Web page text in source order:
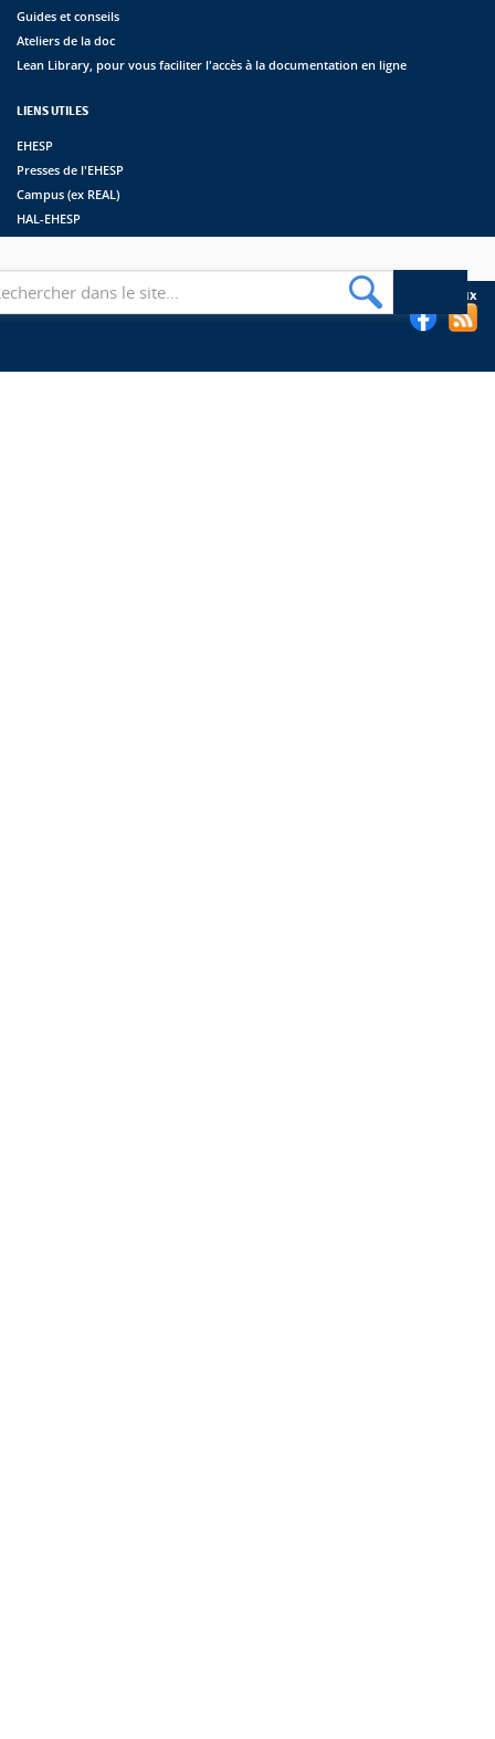
Guides et conseils
Ateliers de la doc
Lean Library, pour vous faciliter l'accès à la documentation en ligne
LIENS UTILES
EHESP
Presses de l'EHESP
Campus (ex REAL)
HAL-EHESP
Suivez les bibliothèques de l'EHESP sur les réseaux sociaux